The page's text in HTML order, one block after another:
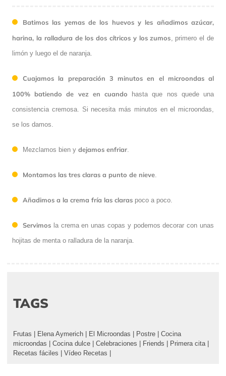
Batimos las yemas de los huevos y les añadimos azúcar,
harina, la ralladura de los dos cítricos y los zumos, primero el de
limón y luego el de naranja.
Cuajamos la preparación 3 minutos en el microondas al
100% batiendo de vez en cuando hasta que nos quede una
consistencia cremosa. Si necesita más minutos en el microondas,
se los damos.
Mezclamos bien y dejamos enfriar.
Montamos las tres claras a punto de nieve.
Añadimos a la crema fría las claras poco a poco.
Servimos la crema en unas copas y podemos decorar con unas
hojitas de menta o ralladura de la naranja.
TAGS
Frutas Elena Aymerich El Microondas Postre
Cocina
microondas
Cocina dulce Celebraciones Friends Primera cita|
Recetas fáciles
Vídeo Recetas